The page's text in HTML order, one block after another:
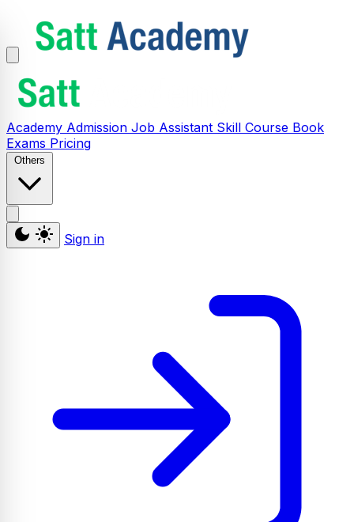
Academy Admission Job Assistant Skill Course Book
Exams Pricing
Others
Sign in